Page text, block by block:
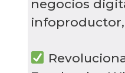
negocios
infoproductor,